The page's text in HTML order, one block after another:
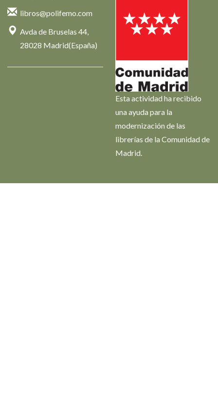
libros@polifemo.com
Avda de Bruselas 44,
28028 Madrid(España)
Esta actividad ha recibido
una ayuda para la
modernización de las
librerías de la Comunidad de
Madrid.